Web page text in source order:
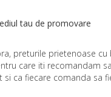
tau de promovare
preturile prietenoase
care iti recomandam
ca fiecare comanda sa